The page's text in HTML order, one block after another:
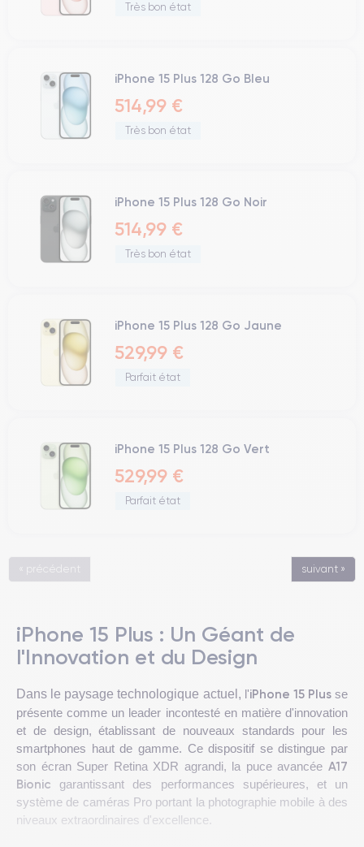
Très bon état
iPhone 15 Plus 128 Go Bleu
514,99 €
Très bon état
iPhone 15 Plus 128 Go Noir
514,99 €
Très bon état
iPhone 15 Plus 128 Go Jaune
529,99 €
Parfait état
iPhone 15 Plus 128 Go Vert
529,99 €
Parfait état
« précédent suivant »
iPhone 15 Plus : Un Géant de
l'Innovation et du Design
Dans le paysage technologique actuel, l'iPhone 15 Plusse
présente comme un leader incontesté en matière d'innovation
et de design, établissant de nouveaux standards pour les
smartphones haut de gamme. Ce dispositif se distingue par
son écran Super Retina XDR agrandi, la puce avancée A17
Bionic garantissant des performances supérieures, et un
système de caméras Pro portant la photographie mobile à des
niveaux extraordinaires d'excellence.